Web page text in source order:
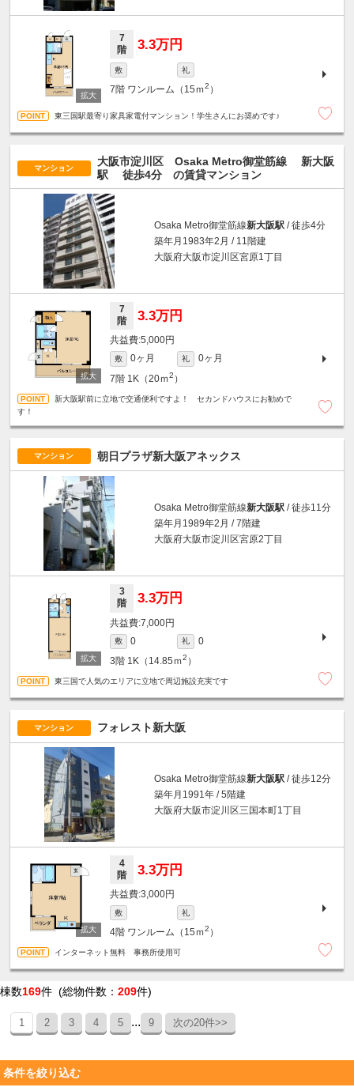
7
階
3.3万円
敷 礼
7階 ワンルーム（15ｍ2 ）
東三国駅最寄り家具家電付マンション！学生さんにお奨めです♪
マンション
大阪市淀川区 Osaka Metro御堂筋線
新大阪
駅
徒歩4分 の賃貸マンション
Osaka Metro御堂筋線新大阪駅 / 徒歩4分
築年月1983年2月 / 11階建
大阪府大阪市淀川区宮原1丁目
7
階
3.3万円
5,000円
敷 0ヶ月 礼
0ヶ月
7階 1K（20ｍ2 ）
新大阪駅前に立地で交通便利ですよ！ セカンドハウスにお勧めで
す！
マンション 朝日プラザ新大阪アネックス
Osaka Metro御堂筋線新大阪駅 / 徒歩11分
築年月1989年2月 / 7階建
大阪府大阪市淀川区宮原2丁目
3
階
3.3万円
7,000円
敷 0 礼
0
3階 1K（14.85ｍ2 ）
東三国で人気のエリアに立地で周辺施設充実です
マンション フォレスト新大阪
Osaka Metro御堂筋線新大阪駅 / 徒歩12分
築年月1991年 / 5階建
大阪府大阪市淀川区三国本町1丁目
4
階
3.3万円
3,000円
敷 礼
4階 ワンルーム（15ｍ2 ）
インターネット無料 事務所使用可
棟数169件 (総物件数： 209件)
1 2 3 4 5 ... 9 次の20件>>
条件を絞り込む